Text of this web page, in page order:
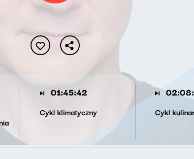
01:45:42
Cykl klimatyczny Cykl